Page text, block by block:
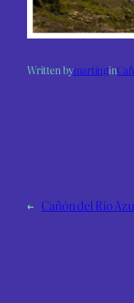
Written bymartingin
← Cañón del Río